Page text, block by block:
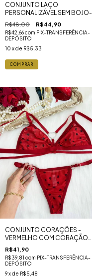
CONJUNTO LAÇO
PERSONALIZÁVEL SEM BOJO-
VERMELHO COM PRETO
R$48,00 R$44,90
R$42,66com PIX-TRANSFERÊNCIA-
DEPÓSITO
10 x de R$5,33
COMPRAR
CONJUNTO CORAÇÕES -
VERMELHO COM CORAÇÃO
PRETO
R$41,90
R$39,81 com PIX-TRANSFERÊNCIA-
DEPÓSITO
9x de R$5,48